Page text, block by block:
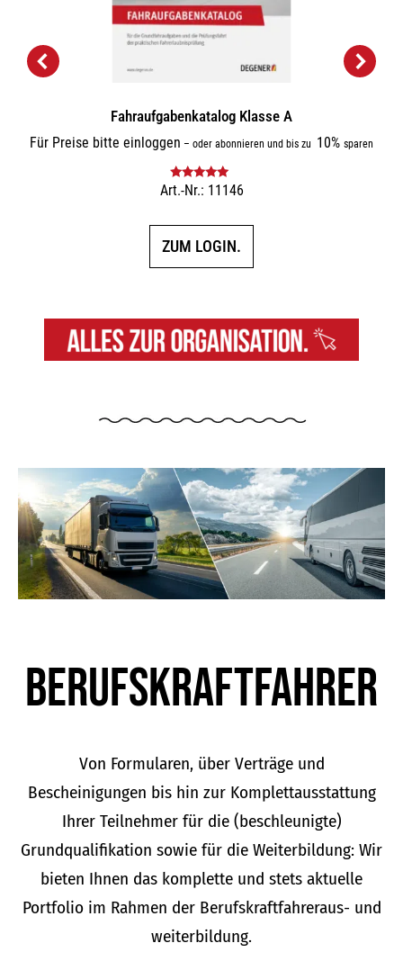
Fahraufgabenkatalog Klasse A
Für Preise bitte einloggen – oder abonnieren und bis zu 10% sparen
Bewertet mit
Art.-Nr.: 11146
ZUM LOGIN.
Berufskraft­fahrer
Von Formularen, über Verträge und
Bescheinigungen bis hin zur Komplettausstattung
Ihrer Teilnehmer für die (beschleunigte)
Grundqualifikation sowie für die Weiterbildung: Wir
bieten Ihnen das komplette und stets aktuelle
Portfolio im Rahmen der Berufskraftfahreraus- und
weiterbildung.